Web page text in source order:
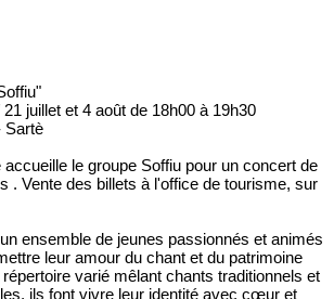
juillet et 4 août de 18h00 à 19h30
Sartè
le groupe Soffiu pour un concert de
. Vente des billets à l'office de tourisme, sur
ensemble de jeunes passionnés et animés
leur amour du chant et du patrimoine
varié mêlant chants traditionnels et
ils font vivre leur identité avec cœur et